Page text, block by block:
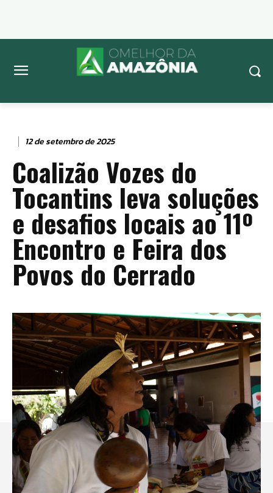
12 de setembro de 2025
Coalizão Vozes do
Tocantins leva soluções
e desafios locais ao 11º
Encontro e Feira dos
Povos do Cerrado